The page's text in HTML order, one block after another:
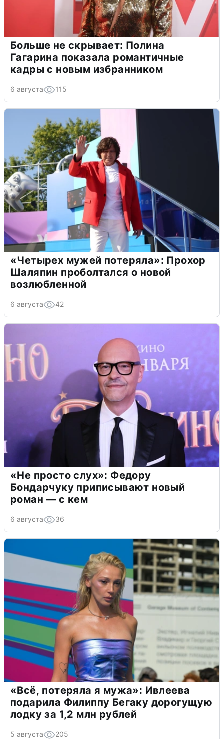
Больше не скрывает: Полина
Гагарина показала романтичные
кадры с новым избранником
6 августа 115
«Четырех мужей потеряла»: Прохор
Шаляпин проболтался о новой
возлюбленной
6 августа 42
«Не просто слух»: Федору
Бондарчуку приписывают новый
роман — с кем
6 августа 36
«Всё, потеряла я мужа»: Ивлеева
подарила Филиппу Бегаку дорогущую
лодку за 1,2 млн рублей
5 августа 205